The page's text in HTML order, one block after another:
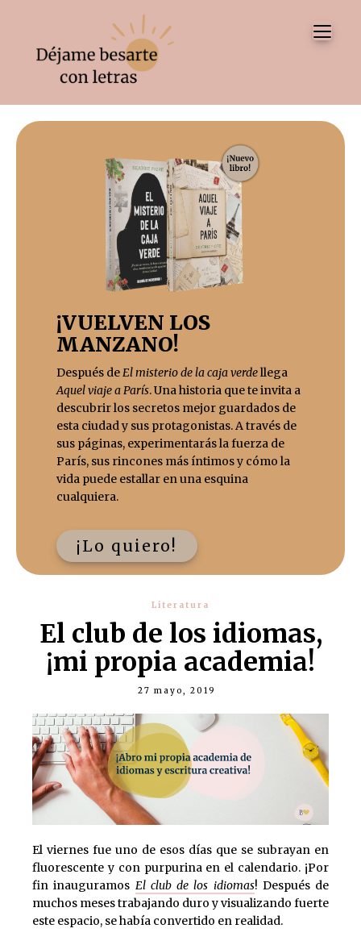
¡VUELVEN LOS
MANZANO!
Después deEl misterio de la caja verdellega
Aquel viaje a París. Una historia que te invita a
descubrir los secretos mejor guardados de
esta ciudad y sus protagonistas. A través de
sus páginas, experimentarás la fuerza de
París, sus rincones más íntimos y cómo la
vida puede estallar en una esquina
cualquiera.
¡Lo quiero!
Literatura
El club de los idiomas,
¡mi propia academia!
27 mayo, 2019
El viernes fue uno de esos días que se subrayan en
fluorescente y con purpurina en el calendario. ¡Por
fin inauguramos El club de los idiomas! Después de
muchos meses trabajando duro y visualizando fuerte
este espacio, se había convertido en realidad.